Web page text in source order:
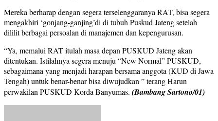
Mereka berharap dengan segera terselenggaranya RAT, bisa segera
mengakhiri ‘gonjang-ganjing’di di tubuh Puskud Jateng setelah
dililit berbagai persoalan di manajemen dan kepengurusan.
“Ya, memalui RAT itulah masa depan PUSKUD Jateng akan
ditentukan. Istilahnya segera menuju “New Normal” PUSKUD,
sebagaimana yang menjadi harapan bersama anggota (KUD di Jawa
Tengah) untuk benar-benar bisa diwujudkan ” terang Harun
perwakilan PUSKUD Korda Banyumas. (Bambang Sartono/01)